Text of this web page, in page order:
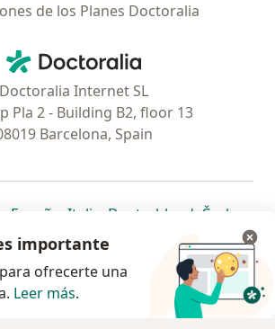
de los Planes Doctoralia
Doctoralia - Página de inicio
Doctoralia Internet SL
Pla 2 - Building B2, floor 13
Barcelona, Spain
una nueva pestaña
se abre en una nueva pestaña
España se abre en una nueva pestaña
Italia se abre en una nueva
Deutschlandse abre en
Česko
en una nueva pestaña
se abre en una nueva pestaña
Chile se abre en una nueva pestaña
Brasil se abre en una nueva
se abre en
se
se abre en una nueva
© 2026 - Encuentra tu
importante
ofrecerte una
Leer más.